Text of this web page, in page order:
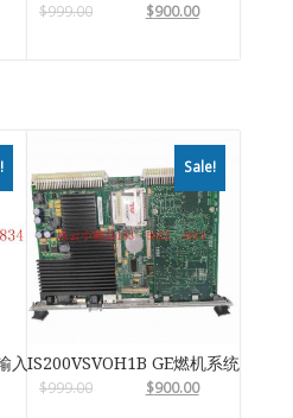
$999.00 $900.00
入输出模块
Sale!
IS200VSVOH1B GE燃机系统
$999.00 $900.00